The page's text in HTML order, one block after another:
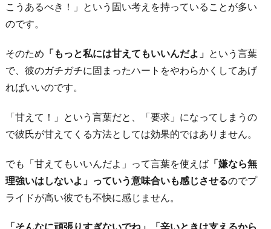
こうあるべき！」という固い考えを持っていることが多い
のです。
そのため 「もっと私には甘えてもいいんだよ」 という言葉
で、彼のガチガチに固まったハートをやわらかくしてあげ
ればいいのです。
「甘えて！」という言葉だと、「要求」になってしまうの
で彼氏が甘えてくる方法としては効果的ではありません。
でも「甘えてもいいんだよ」って言葉を使えば 「嫌なら無
理強いはしないよ」っていう意味合いも感じさせるのでプ
ライドが高い彼でも不快に感じません。